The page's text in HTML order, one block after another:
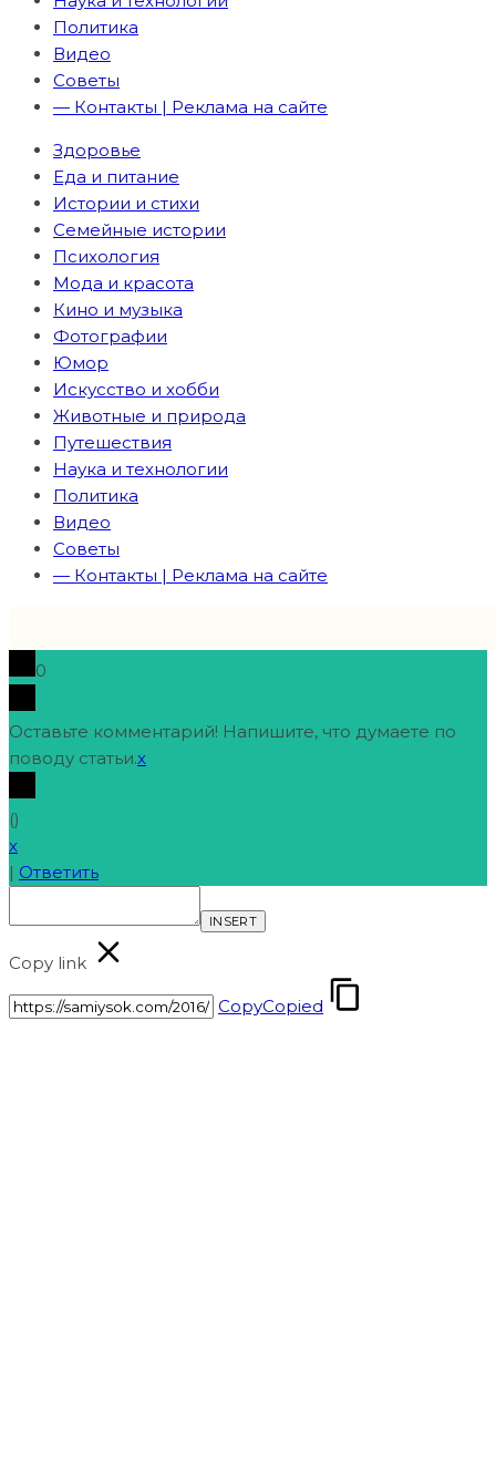
Политика
Видео
Советы
— Контакты | Реклама на сайте
Здоровье
Еда и питание
Истории и стихи
Семейные истории
Психология
Мода и красота
Кино и музыка
Фотографии
Юмор
Искусство и хобби
Животные и природа
Путешествия
Наука и технологии
Политика
Видео
Советы
— Контакты | Реклама на сайте
0
Оставьте комментарий! Напишите, что думаете по
поводу статьи.x
()
x
| Ответить
INSERT
Copy link
CopyCopied